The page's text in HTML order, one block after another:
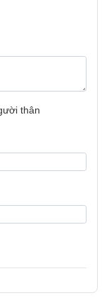
hiển thị rõ ràng
muối, chất làm
thân